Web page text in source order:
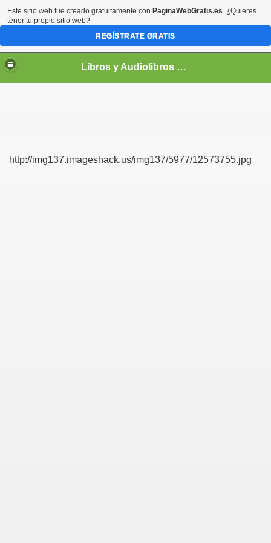
Libros y Audiolibros Para emprendedores
http://img137.imageshack.us/img137/5977/12573755.jpg
Este sitio web fue creado gratuitamente con PaginaWebGratis.es. ¿Quieres
tener tu propio sitio web?
REGÍSTRATE GRATIS